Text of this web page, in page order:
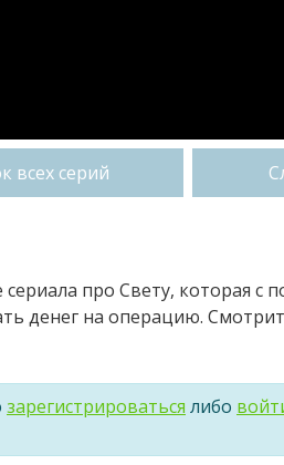
всех серий
сериала про Свету, которая
денег на операцию.
зарегистрироваться либо